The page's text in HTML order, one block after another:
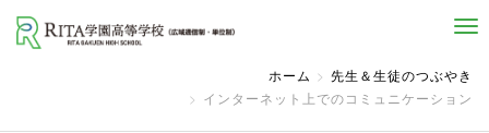
自己実現と社会貢献を志す人へ
ホーム
先生＆生徒のつぶやき
インターネット上でのコミュニケーション